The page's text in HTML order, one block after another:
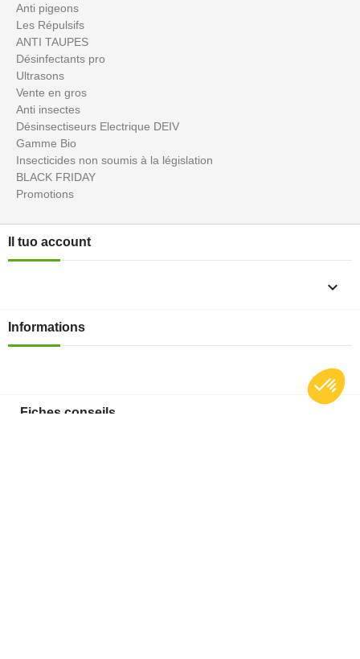
Anti pigeons
Les Répulsifs
ANTI TAUPES
Désinfectants pro
Ultrasons
Vente en gros
Anti insectes
Désinsectiseurs Electrique DEIV
Gamme Bio
Insecticides non soumis à la législation
BLACK FRIDAY
Promotions
Il tuo account

Informations

Fiches conseils